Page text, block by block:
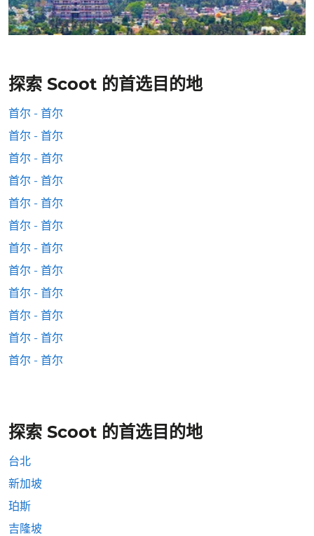
探索 Scoot 的首选目的地
首尔 - 首尔
首尔 - 首尔
首尔 - 首尔
首尔 - 首尔
首尔 - 首尔
首尔 - 首尔
首尔 - 首尔
首尔 - 首尔
首尔 - 首尔
首尔 - 首尔
首尔 - 首尔
首尔 - 首尔
探索 Scoot 的首选目的地
台北
新加坡
珀斯
吉隆坡